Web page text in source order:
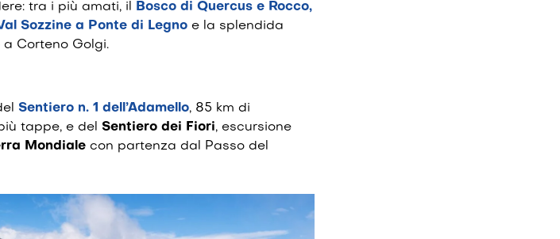
tra i più amati, il
Bosco di Quercus e Rocco,
Sozzine a Ponte di Legno e la splendida
a Corteno Golgi.
Sentiero n. 1 dell’Adamello, 85 km di
tappe, e del Sentiero dei Fiori, escursione
Mondiale con partenza dal Passo del